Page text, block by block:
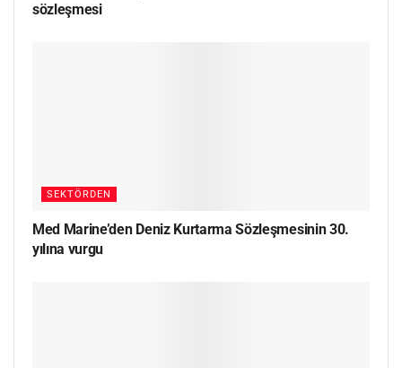
sözleşmesi
SEKTÖRDEN
Med Marine’den Deniz Kurtarma Sözleşmesinin 30.
yılına vurgu